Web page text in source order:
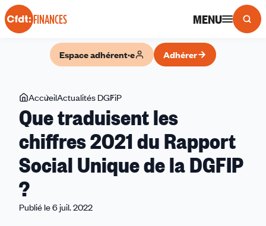
Panneau de gestion des cookies
FINANCES MENU
Espace adhérent·e Adhérer
Vous
êtes
ici
AccueilActualités DGFiP
traduisent
les
chiffres
2021
du
Que traduisent les
chiffres 2021 du Rapport
Social Unique de la DGFIP
?
Publié le 6 juil. 2022